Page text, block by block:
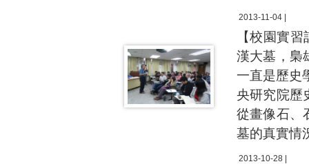
2013-11-04 |
【校園實
漢大墓，梟
一直是歷史
央研究院歷
從畫像石、
墓的真實情
2013-10-28 |